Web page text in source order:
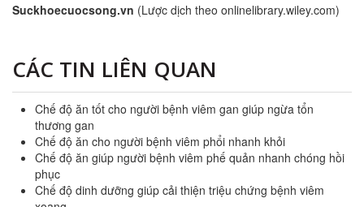
Suckhoecuocsong.vn (Lược dịch theo onlinelibrary.wiley.com)
CÁC TIN LIÊN QUAN
Chế độ ăn tốt cho người bệnh viêm gan giúp ngừa tổn
thương gan
Chế độ ăn cho người bệnh viêm phổi nhanh khỏi
Chế độ ăn giúp người bệnh viêm phế quản nhanh chóng hồi
phục
Chế độ dinh dưỡng giúp cải thiện triệu chứng bệnh viêm